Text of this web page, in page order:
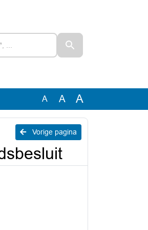
A A A
Vorige pagina